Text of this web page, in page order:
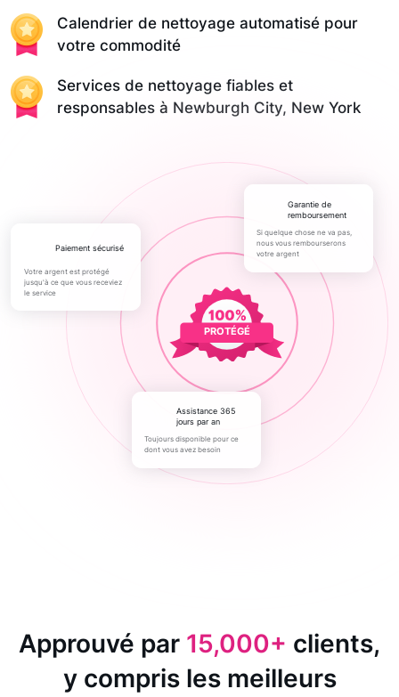
Calendrier de nettoyage automatisé pour
votre commodité
Services de nettoyage fiables et
responsables à Newburgh City, New York
PROTÉGÉ
paiement sécurisé
Votre argent est protégé
jusqu'à ce que vous receviez
le service
Garantie de
remboursement
Si quelque chose ne va pas,
nous vous rembourserons
votre argent
Assistance 365
jours par an
Toujours disponible pour ce
dont vous avez besoin
Approuvé par 15,000+ clients,
y compris les meilleurs